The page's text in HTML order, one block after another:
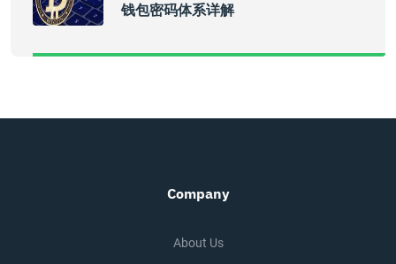
钱包密码体系详解
Company
About Us